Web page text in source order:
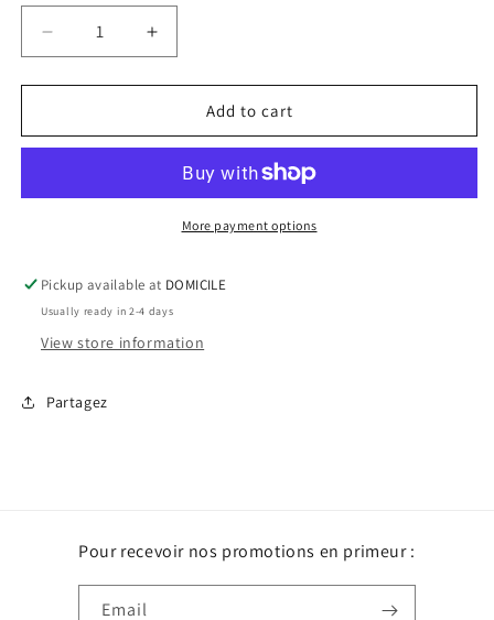
Decrease
quantity
for
lingettes
Catou
Increase
quantity
for
Petites
lingettes
Création
Catou
Add to cart
More payment options
Pickup available at DOMICILE
Usually ready in 2-4 days
View store information
Partagez
Pour recevoir nos promotions en primeur :
Email